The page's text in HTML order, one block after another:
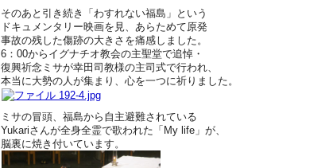
そのあと引き続き「わすれない福島」という
ドキュメンタリー映画を見、あらためて原発
事故の残した傷跡の大きさを痛感しました。
6：00からイグナチオ教会の主聖堂で追悼・
復興祈念ミサが幸田司教様の主司式で行われ、
本当に大勢の人が集まり、心を一つに祈りました。
ミサの冒頭、福島から自主避難されている
Yukariさんが全身全霊で歌われた「My life」が、
脳裏に焼き付いています。